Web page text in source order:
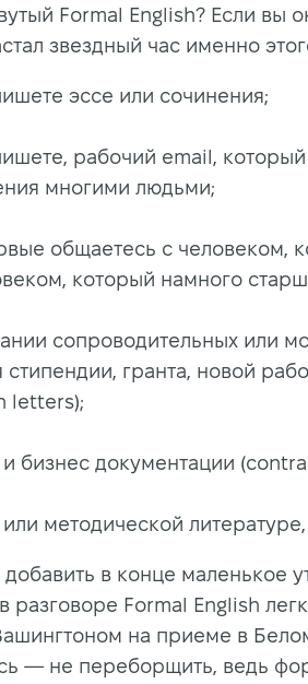
Formal English? Если вы
звездный час именно
эссе или сочинения;
рабочий email,
многими людьми;
общаетесь с человеком,
который намного
сопроводительных или
стипендии, гранта, новой
letters);
бизнес документации
методической литературе,
в конце маленькое
разговоре Formal English
на приеме в
— не переборщить, ведь